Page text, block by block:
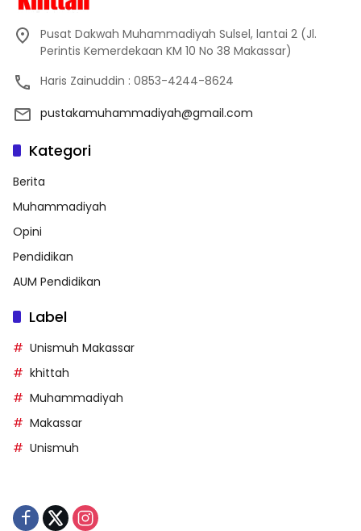
Pusat Dakwah Muhammadiyah Sulsel, lantai 2 (Jl.
Perintis Kemerdekaan KM 10 No 38 Makassar)
Haris Zainuddin : 0853-4244-8624
pustakamuhammadiyah@gmail.com
Kategori
Berita
Muhammadiyah
Opini
Pendidikan
AUM Pendidikan
Label
Unismuh Makassar
khittah
Muhammadiyah
Makassar
Unismuh